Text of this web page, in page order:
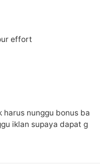
effort
nunggu bonus ba
iklan supaya dapat g